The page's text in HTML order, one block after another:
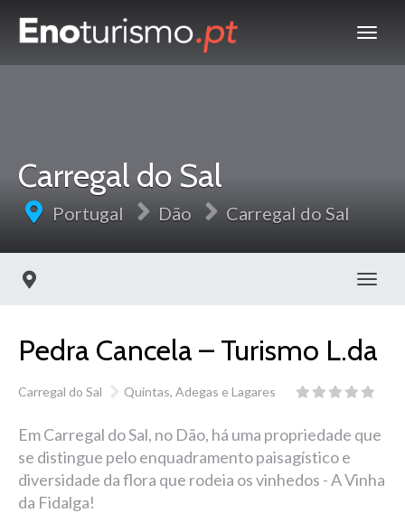
Carregal do Sal
Portugal Dão Carregal do Sal
Pedra Cancela – Turismo L.da
Carregal do Sal Quintas, Adegas e Lagares
Em Carregal do Sal, no Dão, há uma propriedade que
se distingue pelo enquadramento paisagístico e
diversidade da flora que rodeia os vinhedos - A Vinha
da Fidalga!